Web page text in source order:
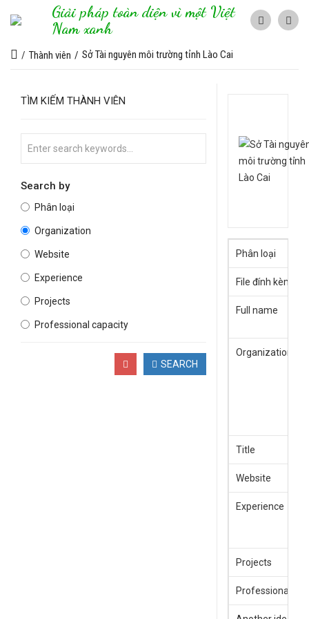
Giải pháp toàn diện vì một Việt
Nam xanh
Thành viên Sở Tài nguyên môi trường tỉnh Lào Cai
TÌM KIẾM THÀNH VIÊN
Search by
Phân loại
Organization
Website
Experience
Projects
Professional capacity
SEARCH
Phân loại
File đính kèm
Full name
Organization
Title
Website
Experience
Projects
Professional